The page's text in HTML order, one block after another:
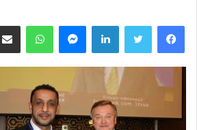
لينكدإن ماسنجر